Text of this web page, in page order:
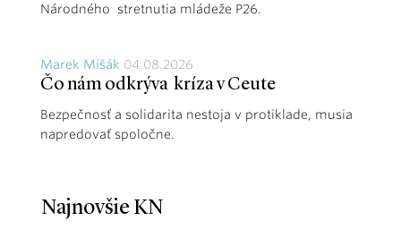
Národného stretnutia mládeže P26.
Marek Mišák 04.08.2026
Čo nám odkrýva kríza v Ceute
Bezpečnosť a solidarita nestoja v protiklade, musia
napredovať spoločne.
Najnovšie KN